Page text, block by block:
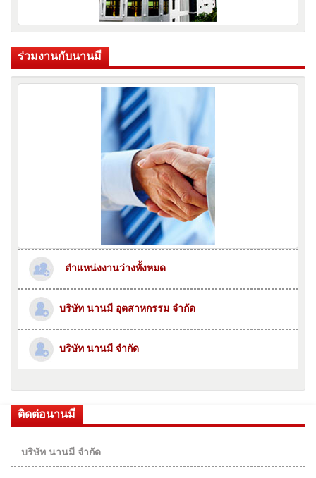
ร่วมงานกับนานมี
ตำแหน่งงานว่างทั้งหมด
บริษัท นานมี อุตสาหกรรม จำกัด
บริษัท นานมี จำกัด
ติดต่อนานมี
บริษัท นานมี จำกัด